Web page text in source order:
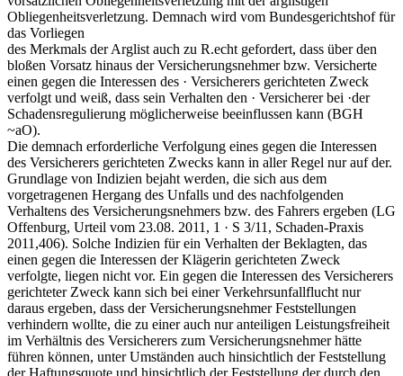
Obliegenheitsverletzung. Demnach wird vom Bundesgerichtshof für
das Vorliegen
des Merkmals der Arglist auch zu R.echt gefordert, dass über den
bloßen Vorsatz hinaus der Versicherungsnehmer bzw. Versicherte
einen gegen die Interessen des · Versicherers gerichteten Zweck
verfolgt und weiß, dass sein Verhalten den · Versicherer bei ·der
Schadensregulierung möglicherweise beeinflussen kann (BGH
~aO).
Die demnach erforderliche Verfolgung eines gegen die Interessen
des Versicherers gerichteten Zwecks kann in aller Regel nur auf der.
Grundlage von Indizien bejaht werden, die sich aus dem
vorgetragenen Hergang des Unfalls und des nachfolgenden
Verhaltens des Versicherungsnehmers bzw. des Fahrers ergeben (LG
Offenburg, Urteil vom 23.08. 2011, 1 · S 3/11, Schaden-Praxis
2011,406). Solche Indizien für ein Verhalten der Beklagten, das
einen gegen die Interessen der Klägerin gerichteten Zweck
verfolgte, liegen nicht vor. Ein gegen die Interessen des Versicherers
gerichteter Zweck kann sich bei einer Verkehrsunfallflucht nur
daraus ergeben, dass der Versicherungsnehmer Feststellungen
verhindern wollte, die zu einer auch nur anteiligen Leistungsfreiheit
im Verhältnis des Versicherers zum Versicherungsnehmer hätte
führen können, unter Umständen auch hinsichtlich der Feststellung
der Haftungsquote und hinsichtlich der Feststellung der durch den